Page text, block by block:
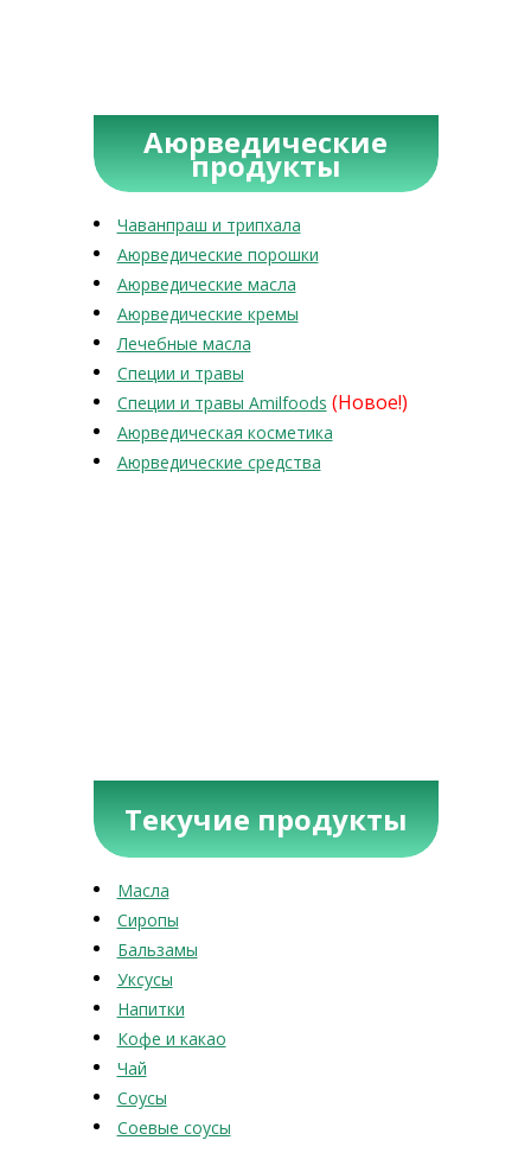
Аюрведические
продукты
Чаванпраш и трипхала
Аюрведические порошки
Аюрведические масла
Аюрведические кремы
Лечебные масла
Специи и травы
Специи и травы Amilfoods (Новое!)
Аюрведическая косметика
Аюрведические средства
Текучие продукты
Масла
Сиропы
Бальзамы
Уксусы
Напитки
Кофе и какао
Чай
Соусы
Соевые соусы